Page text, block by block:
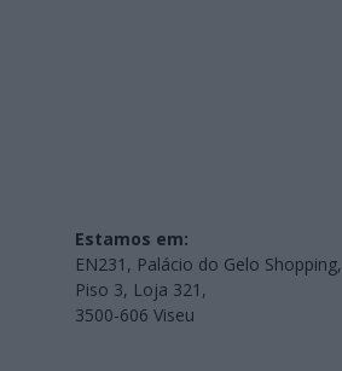
Estamos em:
EN231, Palácio do Gelo Shopping,
Piso 3, Loja 321,
3500-606 Viseu